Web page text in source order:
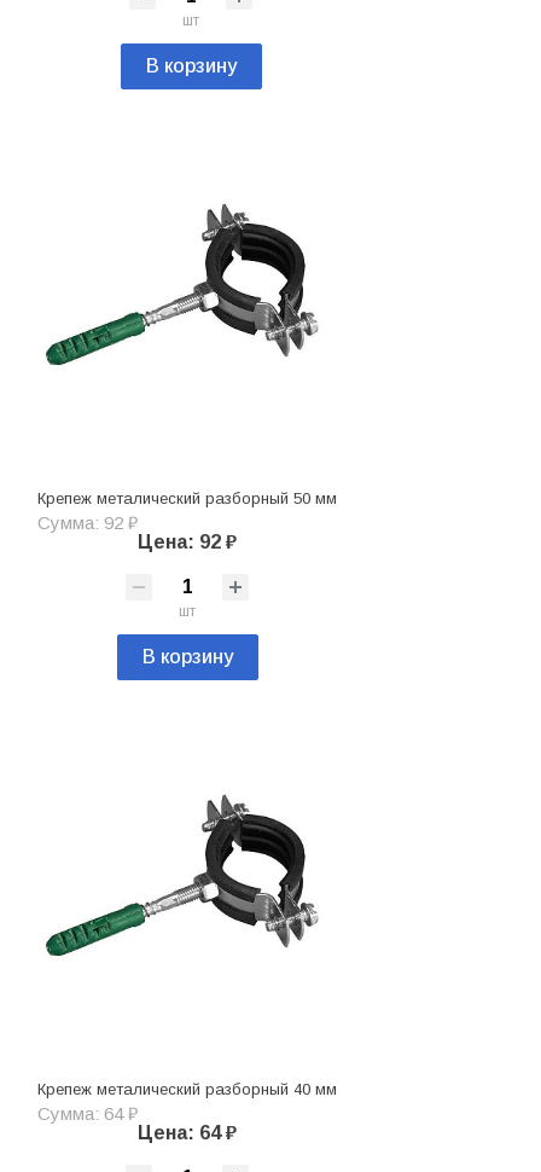
шт
В корзину
Крепеж металический разборный 50 мм
Сумма: 92 ₽
Цена: 92 ₽
шт
В корзину
Крепеж металический разборный 40 мм
Сумма: 64 ₽
Цена: 64 ₽